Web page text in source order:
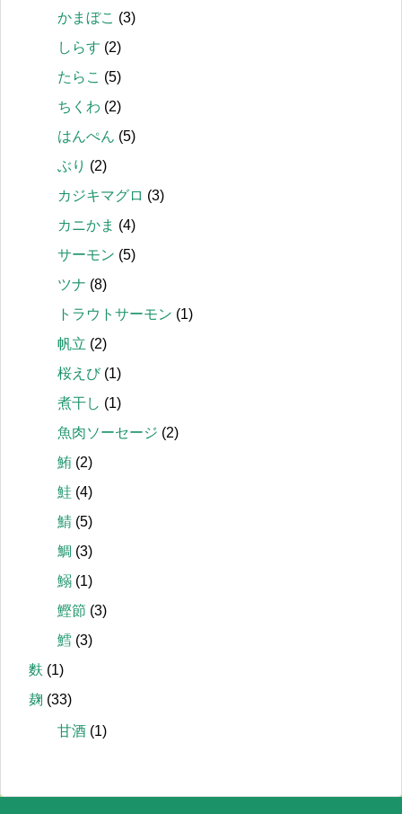
かまぼこ (3)
しらす (2)
たらこ (5)
ちくわ (2)
はんぺん (5)
ぶり (2)
カジキマグロ (3)
カニかま (4)
サーモン (5)
ツナ (8)
トラウトサーモン (1)
帆立 (2)
桜えび(1)
煮干し (1)
魚肉ソーセージ (2)
鮪 (2)
鮭 (4)
鯖 (5)
鯛 (3)
鰯 (1)
鰹節 (3)
鱈 (3)
麩 (1)
麹 (33)
甘酒 (1)